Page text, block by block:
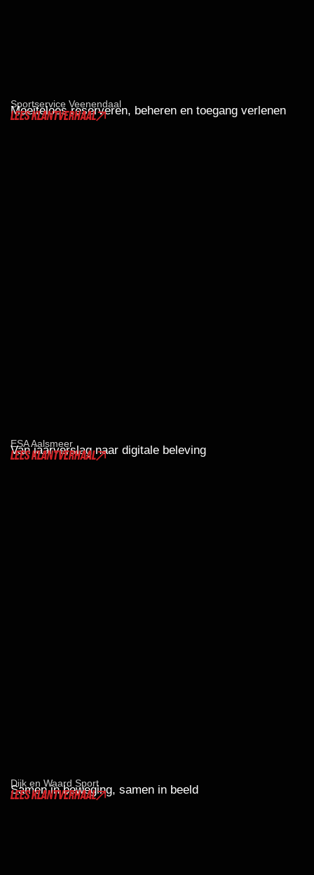
Sportservice Veenendaal
Moeiteloos reserveren, beheren en toegang verlenen
LEES KLANTVERHAAL
ESA Aalsmeer
Van jaarverslag naar digitale beleving
LEES KLANTVERHAAL
Dijk en Waard Sport
Samen in beweging, samen in beeld
LEES KLANTVERHAAL